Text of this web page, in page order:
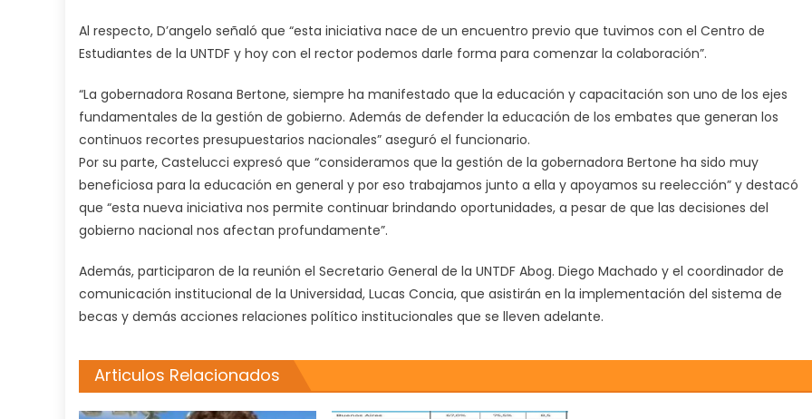
Al respecto, D’angelo señaló que “esta iniciativa nace de un encuentro previo que tuvimos con el Centro de
Estudiantes de la UNTDF y hoy con el rector podemos darle forma para comenzar la colaboración”.
“La gobernadora Rosana Bertone, siempre ha manifestado que la educación y capacitación son uno de los ejes
fundamentales de la gestión de gobierno. Además de defender la educación de los embates que generan los
continuos recortes presupuestarios nacionales” aseguró el funcionario.
Por su parte, Castelucci expresó que “consideramos que la gestión de la gobernadora Bertone ha sido muy
beneficiosa para la educación en general y por eso trabajamos junto a ella y apoyamos su reelección” y destacó
que “esta nueva iniciativa nos permite continuar brindando oportunidades, a pesar de que las decisiones del
gobierno nacional nos afectan profundamente”.
Además, participaron de la reunión el Secretario General de la UNTDF Abog. Diego Machado y el coordinador de
comunicación institucional de la Universidad, Lucas Concia, que asistirán en la implementación del sistema de
becas y demás acciones relaciones político institucionales que se lleven adelante.
Articulos Relacionados